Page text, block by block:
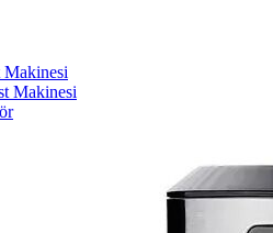
Makinesi
Makinesi